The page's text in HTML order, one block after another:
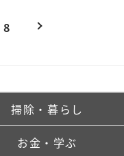
8
掃除・暮らし
お金・学ぶ